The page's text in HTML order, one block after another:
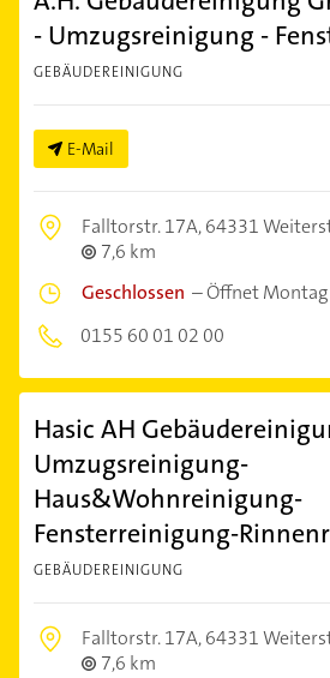
- Umzugsreinigung -
GEBÄUDEREINIGUNG
E-Mail
Falltorstr. 17A,64331
7,6 km
Geschlossen –Öffnet
0155 60 01 02 00
Hasic AH
Umzugsreinigung-
Haus&Wohnreinigung-
Fensterreinigung-
GEBÄUDEREINIGUNG
Falltorstr. 17A,64331
7,6 km